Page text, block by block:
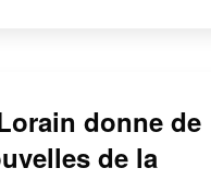
donne de
de la